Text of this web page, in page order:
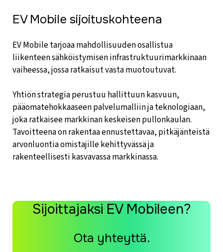
EV Mobile sijoituskohteena
EV Mobile tarjoaa mahdollisuuden osallistua
liikenteen sähköistymisen infrastruktuurimarkkinaan
vaiheessa, jossa ratkaisut vasta muotoutuvat.
Yhtiön strategia perustuu hallittuun kasvuun,
pääomatehokkaaseen palvelumalliin ja teknologiaan,
joka ratkaisee markkinan keskeisen pullonkaulan.
Tavoitteena on rakentaa ennustettavaa, pitkäjänteistä
arvonluontia omistajille kehittyvässä ja
rakenteellisesti kasvavassa markkinassa.
Sijoittajaksi EV Mobileen?
Ota yhteyttä.